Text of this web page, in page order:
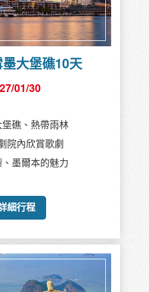
大堡礁10天
01/30
礁、熱帶雨林
院內欣賞歌劇
墨爾本的魅力
細行程